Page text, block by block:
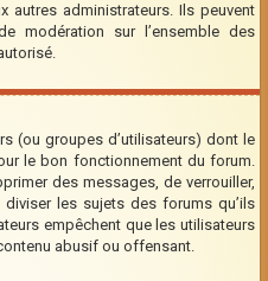
autres administrateurs. Ils peuvent
modération sur l’ensemble des
(ou groupes d’utilisateurs) dont le
le bon fonctionnement du forum.
des messages, de verrouiller,
diviser les sujets des forums qu’ils
empêchent que les utilisateurs
abusif ou offensant.